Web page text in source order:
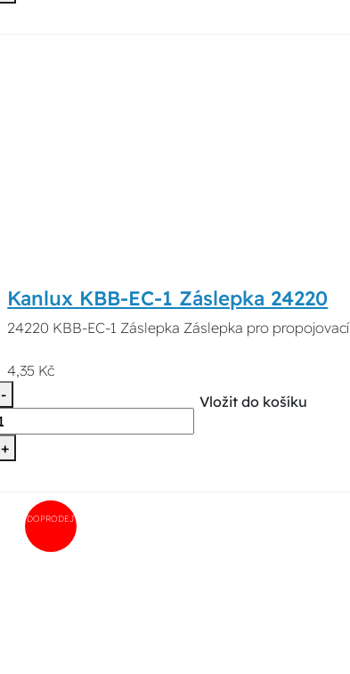
Kanlux KBB-EC-1 Záslepka 24220
24220 KBB-EC-1 Záslepka Záslepka pro
4,35 Kč
-
+
Vložit do košíku
DOPRODEJ